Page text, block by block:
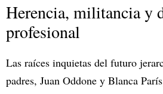
Herencia, militancia y
profesional
Las raíces inquietas del futuro
padres, Juan Oddone y Blanca